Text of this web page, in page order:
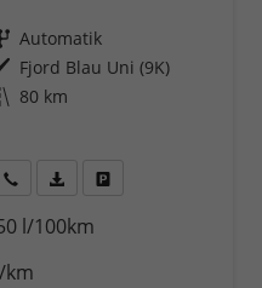
Getriebe Automatik
Außenfarbe Fjord Blau Uni (9K)
Kilometerstand 80 km
anfordern
Datei,
l/100km
km